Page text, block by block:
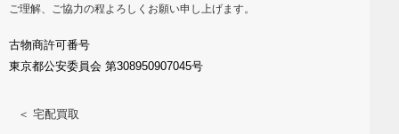
ご理解、ご協力の程よろしくお願い申し上げます。
古物商許可番号
東京都公安委員会 第308950907045号
＜ 宅配買取